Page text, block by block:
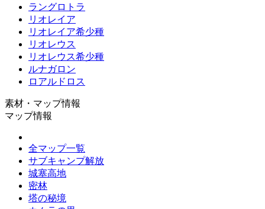
ラングロトラ
リオレイア
リオレイア希少種
リオレウス
リオレウス希少種
ルナガロン
ロアルドロス
素材・マップ情報
マップ情報
全マップ一覧
サブキャンプ解放
城塞高地
密林
塔の秘境